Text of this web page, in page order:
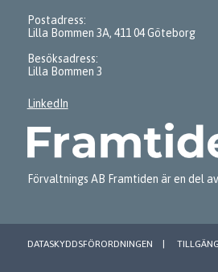
Postadress:
Lilla Bommen 3A, 411 04 Göteborg
Besöksadress:
Lilla Bommen 3
LinkedIn
Förvaltnings AB Framtiden är en del
DATASKYDDSFÖRORDNINGEN